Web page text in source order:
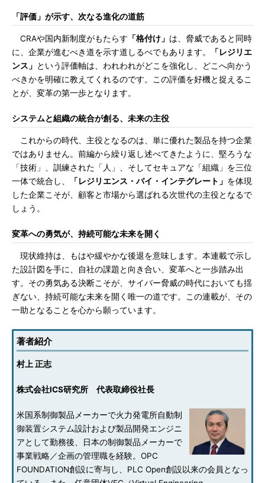
「評価」が示す、次なる進化の道筋
CRAや国内新制度がもたらす 「格付け」 は、脅威であると同時
に、企業が進むべき道を示す道しるべでもあります。
「レジリエ
ンス」 という評価軸は、われわれがどこを強化し、どこへ向かう
べきかを明確に教えてくれるのです。この評価を好機と捉えるこ
とが、変革の第一歩となります。
システムと組織の統合が創る、未来の主役
これからの時代、主役となるのは、単に優れた製品を持つ企業
ではありません。前編から繰り返し述べてきたように、堅ろうな
「技術」、訓練された「人」、そしてセキュアな「組織」を三位
一体で統合し、
「レジリエンス・バイ・インテグレート」 を体現
した企業こそが、顧客と市場から選ばれる次世代の主役となるで
しょう。
変革への勇気が、持続可能な未来を開く
現状維持は、もはや緩やかな後退を意味します。本連載で示し
た設計図を手に、自社の課題と向き合い、変革へと一歩踏み出
す。その勇気ある決断こそが、サイバー脅威の時代においても揺
ぎない、持続可能な未来を開く唯一の道です。この連載が、その
一助となることを心から願っています。
著者紹介
村上 正志
株式会社ICS研究所 代表取締役社長
米国系制御製品メーカーで火力発電所自動制
御装置システム設計および製品開発エンジニ
アとして勤務後、日本の制御製品メーカーで
事業戦略／企画の管理職を経験。OPC
FOUNDATION創設に寄与し、PLC Open創設以来の会員となっ